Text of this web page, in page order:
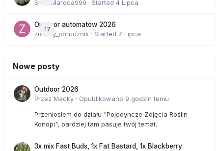
SmakMaroca999 · Started 4 Lipca
17
Outdoor automatów 2026
zielony_porucznik · Started 7 Lipca
Nowe posty
Outdoor 2026
Przez Macky · Opublikowano 9 godzin temu
Przeniosłem do działu "Pojedyncze Zdjęcia Roślin
Konopi", bardziej tam pasuje twój temat.
3x mix Fast Buds, 1x Fat Bastard, 1x Blackberry